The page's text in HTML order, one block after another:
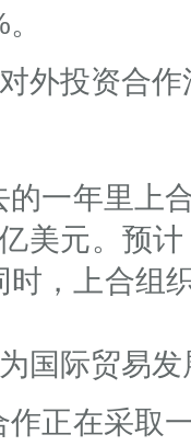
外投资合
的一年里上
美元。预
，上合组
国际贸易
作正在采取